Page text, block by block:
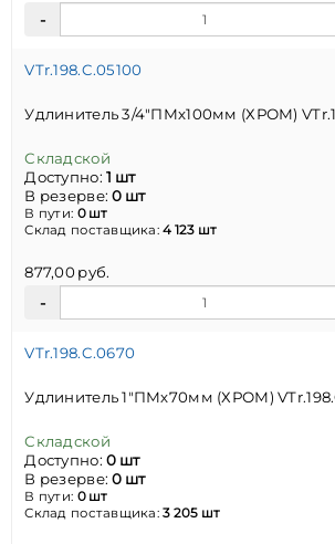
VTr.198.C.05100
Удлинитель 3/4"ПМх100мм (ХРОМ)
Складской
Доступно:1 шт
В резерве:0 шт
В пути: 0 шт
Склад поставщика:4 123 шт
877,00 руб.
VTr.198.C.0670
Удлинитель 1"ПМх70мм (ХРОМ)
Складской
Доступно:0 шт
В резерве:0 шт
В пути: 0 шт
Склад поставщика:3 205 шт